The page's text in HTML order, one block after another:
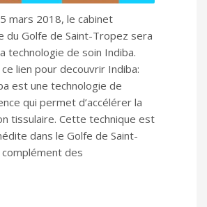
mars 2018, le cabinet
du Golfe de Saint-Tropez sera
technologie de soin Indiba.
lien pour decouvrir Indiba:
est une technologie de
qui permet d’accélérer la
tissulaire. Cette technique est
dans le Golfe de Saint-
des